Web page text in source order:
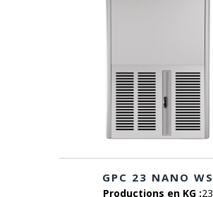
GPC 23 NANO WS
Productions en KG :23